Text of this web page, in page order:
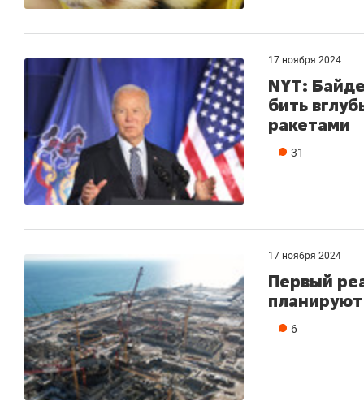
17 ноября 2024
NYT:
бить
ракетами
31
17 ноября 2024
Первый
планируют
6